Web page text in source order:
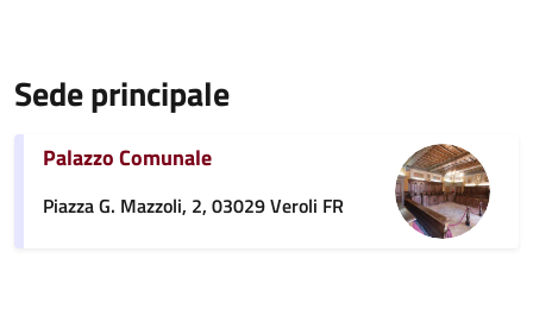
Sede principale
Palazzo Comunale
Piazza G. Mazzoli, 2, 03029 Veroli FR